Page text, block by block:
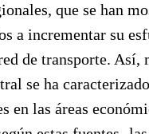
que se han
a incrementar su
de transporte. Así,
se ha
en las áreas